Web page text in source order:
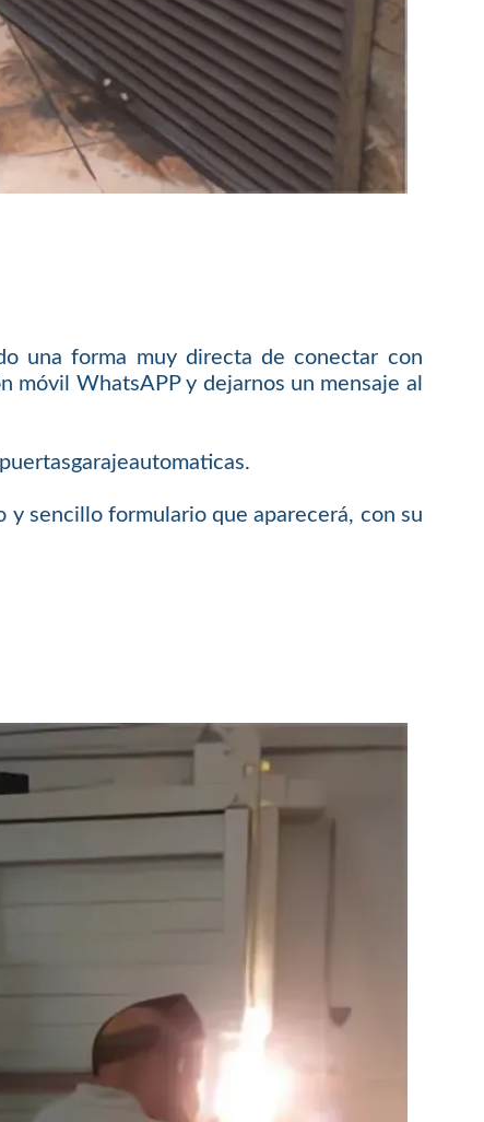
una forma muy directa de conectar con
móvil WhatsAPP y dejarnos un mensaje al
y sencillo formulario que aparecerá, con su